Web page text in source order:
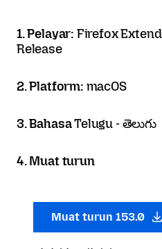
1. Pelayar: Firefox
Release
2. Platform: macOS
3. BahasaTelugu - తెలుగు
4. Muat turun
Muat turun 153.0